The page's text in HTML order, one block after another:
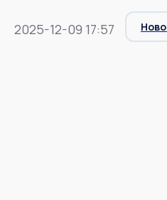
2025-12-09 17:57